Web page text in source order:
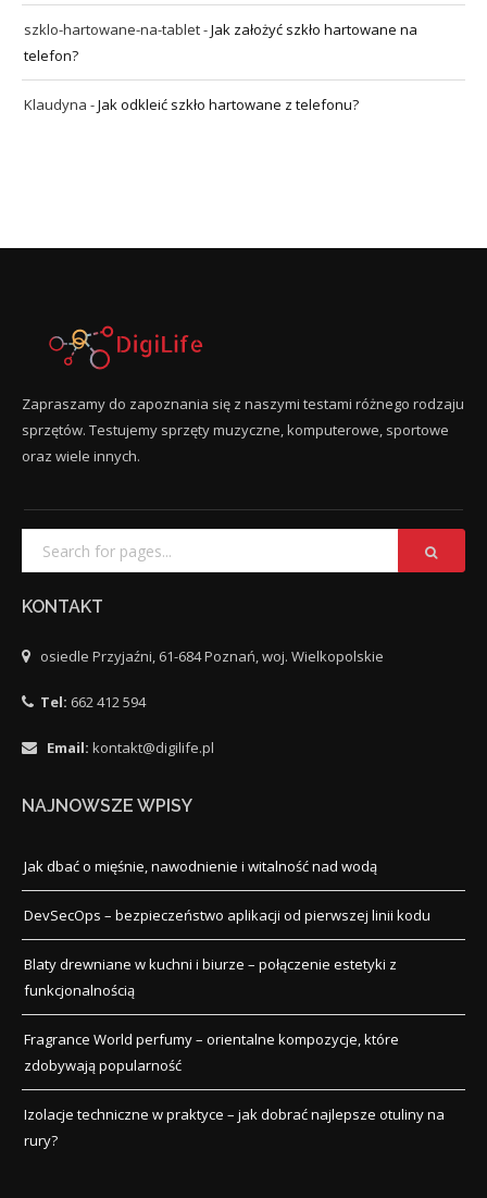
szklo-hartowane-na-tablet-Jak założyć szkło hartowane na
telefon?
Klaudyna -Jak odkleić szkło hartowane z telefonu?
Zapraszamy do zapoznania się z naszymi testami różnego rodzaju
sprzętów. Testujemy sprzęty muzyczne, komputerowe, sportowe
oraz wiele innych.
KONTAKT
osiedle Przyjaźni, 61-684 Poznań, woj. Wielkopolskie
Tel: 662 412 594
Email: kontakt@digilife.pl
NAJNOWSZE WPISY
Jak dbać o mięśnie, nawodnienie i witalność nad wodą
DevSecOps – bezpieczeństwo aplikacji od pierwszej linii kodu
Blaty drewniane w kuchni i biurze – połączenie estetyki z
funkcjonalnością
Fragrance World perfumy – orientalne kompozycje, które
zdobywają popularność
Izolacje techniczne w praktyce – jak dobrać najlepsze otuliny na
rury?